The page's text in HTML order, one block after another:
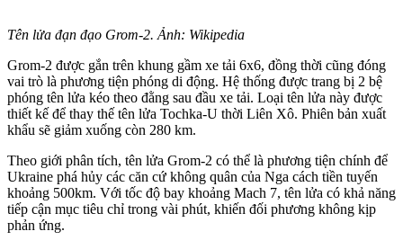
Tên lửa đạn đạo Grom-2. Ảnh: Wikipedia
Grom-2 được gắn trên khung gầm xe tải 6x6, đồng thời cũng đóng
vai trò là phương tiện phóng di động. Hệ thống được trang bị 2 bệ
phóng tên lửa kéo theo đằng sau đầu xe tải. Loại tên lửa này được
thiết kế để thay thế tên lửa Tochka-U thời Liên Xô. Phiên bản xuất
khẩu sẽ giảm xuống còn 280 km.
Theo giới phân tích, tên lửa Grom-2 có thể là phương tiện chính để
Ukraine phá hủy các căn cứ không quân của Nga cách tiền tuyến
khoảng 500km. Với tốc độ bay khoảng Mach 7, tên lửa có khả năng
tiếp cận mục tiêu chỉ trong vài phút, khiến đối phương không kịp
phản ứng.